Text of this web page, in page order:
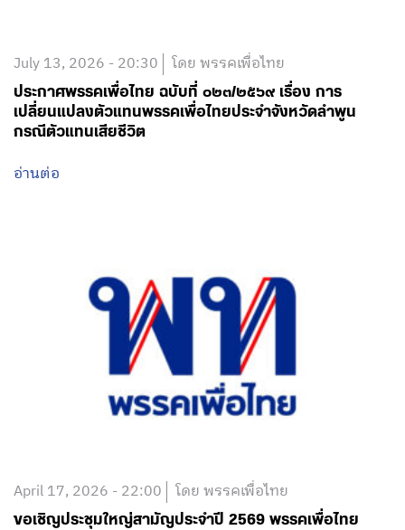
July 13, 2026 - 20:30 โดย พรรคเพื่อไทย
ประกาศพรรคเพื่อไทย ฉบับที่ ๐๒๓/๒๕๖๙ เรื่อง การ
เปลี่ยนแปลงตัวแทนพรรคเพื่อไทยประจำจังหวัดลำพูน
กรณีตัวแทนเสียชีวิต
อ่านต่อ
April 17, 2026 - 22:00 โดย พรรคเพื่อไทย
ขอเชิญประชุมใหญ่สามัญประจำปี 2569 พรรคเพื่อไทย